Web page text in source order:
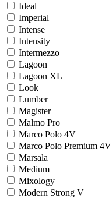
Ideal
Imperial
Intense
Intensity
Intermezzo
Lagoon
Lagoon XL
Look
Lumber
Magister
Malmo Pro
Marco Polo 4V
Marco Polo Premium 4V
Marsala
Medium
Mixology
Modern Strong V